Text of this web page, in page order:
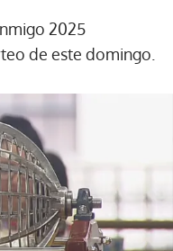
2025
de este domingo.